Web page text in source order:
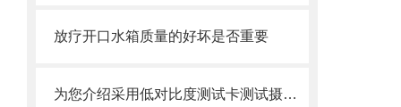
放疗开口水箱质量的好坏是否重要
为您介绍采用低对比度测试卡测试摄像机动态范围的操作步骤